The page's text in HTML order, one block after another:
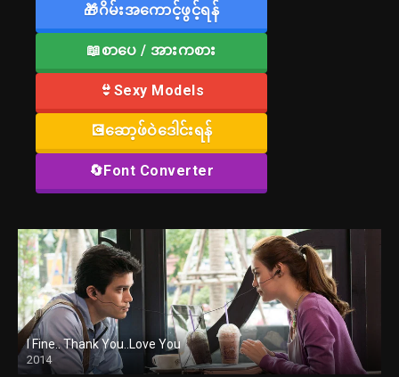
🎁ဂိမ်းအကောင့်ဖွင့်ရန်
📖စာပေ / အားကစား
👙Sexy Models
💽ဆော့ဖ်ဝဲဒေါင်းရန်
🔄Font Converter
I Fine.. Thank You..Love You
2014